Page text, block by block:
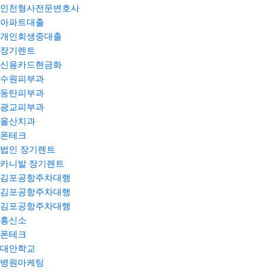
인천형사전문변호사
아파트대출
개인회생중대출
장기렌트
신용카드현금화
수원피부과
동탄피부과
광교피부과
울산치과
폰테크
법인 장기렌트
카니발 장기렌트
김포공항주차대행
김포공항주차대행
김포공항주차대행
흥신소
폰테크
대안학교
병원마케팅